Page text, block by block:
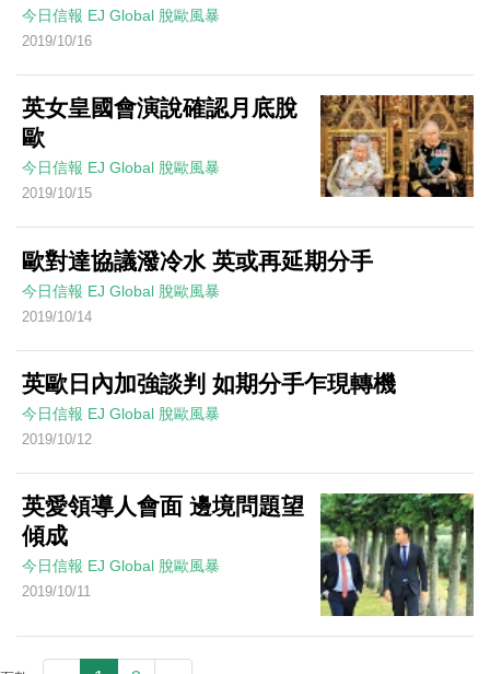
今日信報 EJ Global 脫歐風暴
2019/10/16
英女皇國會演說確認月底脫
歐
今日信報 EJ Global 脫歐風暴
2019/10/15
歐對達協議潑冷水 英或再延期分手
今日信報 EJ Global 脫歐風暴
2019/10/14
英歐日內加強談判 如期分手乍現轉機
今日信報 EJ Global 脫歐風暴
2019/10/12
英愛領導人會面 邊境問題望
傾成
今日信報 EJ Global 脫歐風暴
2019/10/11